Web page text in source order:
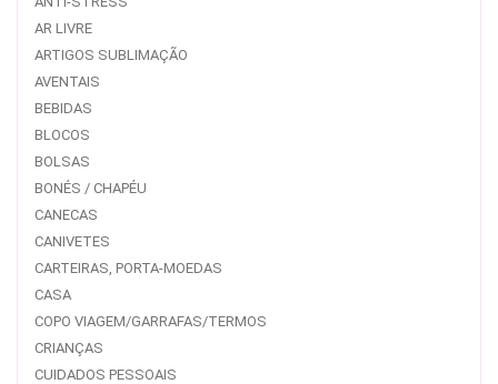
AR LIVRE
ARTIGOS SUBLIMAÇÃO
AVENTAIS
BEBIDAS
BLOCOS
BOLSAS
BONÉS / CHAPÉU
CANECAS
CANIVETES
CARTEIRAS, PORTA-MOEDAS
CASA
COPO VIAGEM/GARRAFAS/TERMOS
CRIANÇAS
CUIDADOS PESSOAIS